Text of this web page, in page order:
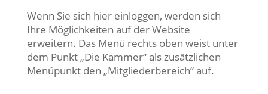
Wenn Sie sich hier einloggen, werden sich
Ihre Möglichkeiten auf der Website
erweitern. Das Menü rechts oben weist unter
dem Punkt „Die Kammer“ als zusätzlichen
Menüpunkt den „Mitgliederbereich“ auf.